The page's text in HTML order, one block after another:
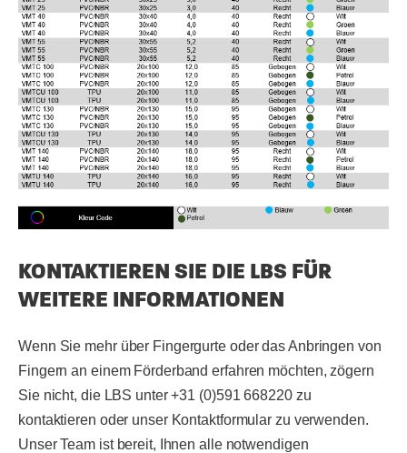
KONTAKTIEREN SIE DIE LBS FÜR
WEITERE INFORMATIONEN
Wenn Sie mehr über Fingergurte oder das Anbringen von
Fingern an einem Förderband erfahren möchten, zögern
Sie nicht, die LBS unter +31 (0)591 668220 zu
kontaktieren oder unser Kontaktformular zu verwenden.
Unser Team ist bereit, Ihnen alle notwendigen